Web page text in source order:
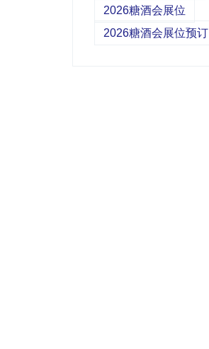
2026糖酒会展位
2026糖酒会展位预订